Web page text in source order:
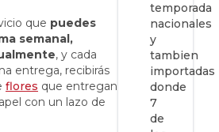
que puedes
semanal,
, y cada
entrega, recibirás
flores que entregan
con un lazo de
temporada
nacionales
y
tambien
importadas
donde
7
de